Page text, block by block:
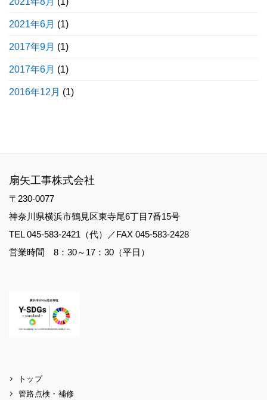
2021年6月 (1)
2017年9月 (1)
2017年6月 (1)
2016年12月 (1)
扇矢工事株式会社
〒230-0077
神奈川県横浜市鶴見区東寺尾6丁目7番15号
TEL 045-583-2421（代）／FAX 045-583-2428
営業時間 8：30～17：30（平日）
トップ
管路点検・補修